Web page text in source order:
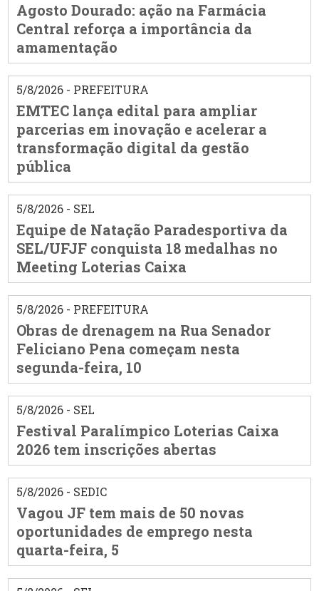
Agosto Dourado: ação na Farmácia
Central reforça a importância da
amamentação
5/8/2026 - PREFEITURA
EMTEC lança edital para ampliar
parcerias em inovação e acelerar a
transformação digital da gestão
pública
5/8/2026 - SEL
Equipe de Natação Paradesportiva da
SEL/UFJF conquista 18 medalhas no
Meeting Loterias Caixa
5/8/2026 - PREFEITURA
Obras de drenagem na Rua Senador
Feliciano Pena começam nesta
segunda-feira, 10
5/8/2026 - SEL
Festival Paralímpico Loterias Caixa
2026 tem inscrições abertas
5/8/2026 - SEDIC
Vagou JF tem mais de 50 novas
oportunidades de emprego nesta
quarta-feira, 5